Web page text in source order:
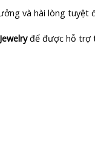
và hài lòng tuyệt
để được hỗ trợ